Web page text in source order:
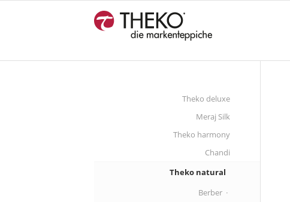
Theko deluxe
Meraj Silk
Theko harmony
Chandi
Theko natural
Berber